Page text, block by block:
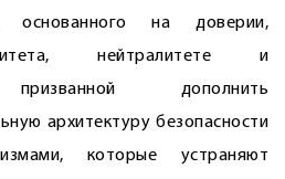
основанного на доверии,
нейтралитете и
призванной дополнить
архитектуру безопасности
которые устраняют